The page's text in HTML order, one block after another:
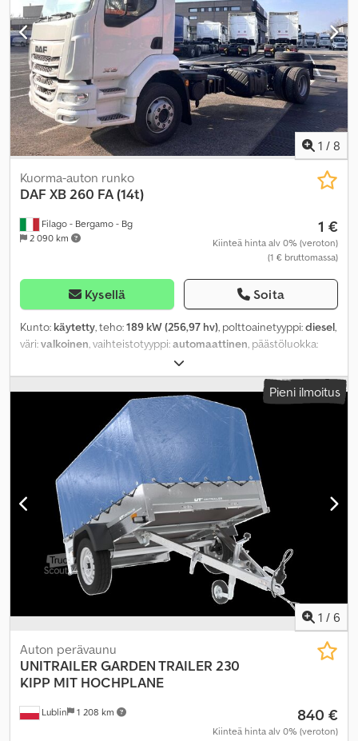
1 / 8
Filago - Bergamo - Bg
2 090 km
Kuorma-auton runko
DAF XB 260 FA (14t)
1 €
Kiinteä hinta alv 0% (veroton)
(1 € bruttomassa)
Kysellä Soita
Kunto: käytetty, teho:189 kW (256,97 hv), polttoainetyyppi:diesel,
väri:valkoinen, vaihteistotyyppi:automaattinen, päästöluokka:
, Varusteet:
Pieni ilmoitus
1 / 6
Lublin 1 208 km
Auton perävaunu
UNITRAILER GARDEN TRAILER 230
KIPP MIT HOCHPLANE
840 €
Kiinteä hinta alv 0% (veroton)